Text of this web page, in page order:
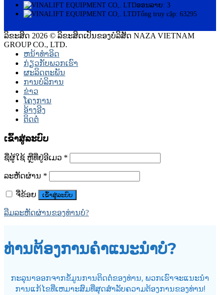
ອອນລາຍ: 3
Tổng truy cập: 63295
ລິຂະສິດ 2026 © ລິຂະສິດເປັນຂອງບໍລິສັດ NAZA VIETNAM
GROUP CO., LTD.
ຫນ້າທໍາອິດ
ກ່ຽວກັບພວກເຮົາ
ຜະລິດຕະພັນ
ການບໍລິການ
ຂ່າວ
ໂຄງການ
ອ້າງອີງ
ຕິດຕໍ່
ເຂົ້າສູ່ລະບົບ
ຊື່ຜູ້ໃຊ້ ຫຼືທີ່ຢູ່ອີເມວ *
ລະຫັດຜ່ານ *
ຈື່ຂ້ອຍ ເຂົ້າສູ່ລະບົບ
ລືມລະຫັດຜ່ານຂອງທ່ານບໍ?
ທ່ານຕ້ອງການຄໍາແນະນໍາບໍ?
ກະລຸນາອອກຈາກຂໍ້ມູນການຕິດຕໍ່ຂອງທ່ານ, ພວກເຮົາຈະແນະນໍາ
ການແກ້ໄຂທີ່ເຫມາະສົມທີ່ສຸດສໍາລັບຄວາມຕ້ອງການຂອງທ່ານ!